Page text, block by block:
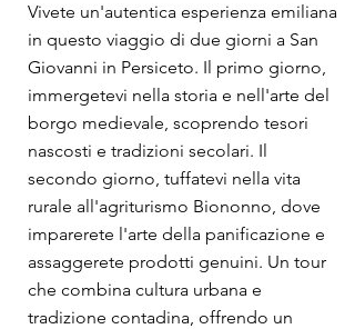
Vivete un'autentica esperienza emiliana
in questo viaggio di due giorni a San
Giovanni in Persiceto. Il primo giorno,
immergetevi nella storia e nell'arte del
borgo medievale, scoprendo tesori
nascosti e tradizioni secolari. Il
secondo giorno, tuffatevi nella vita
rurale all'agriturismo Biononno, dove
imparerete l'arte della panificazione e
assaggerete prodotti genuini. Un tour
che combina cultura urbana e
tradizione contadina, offrendo un